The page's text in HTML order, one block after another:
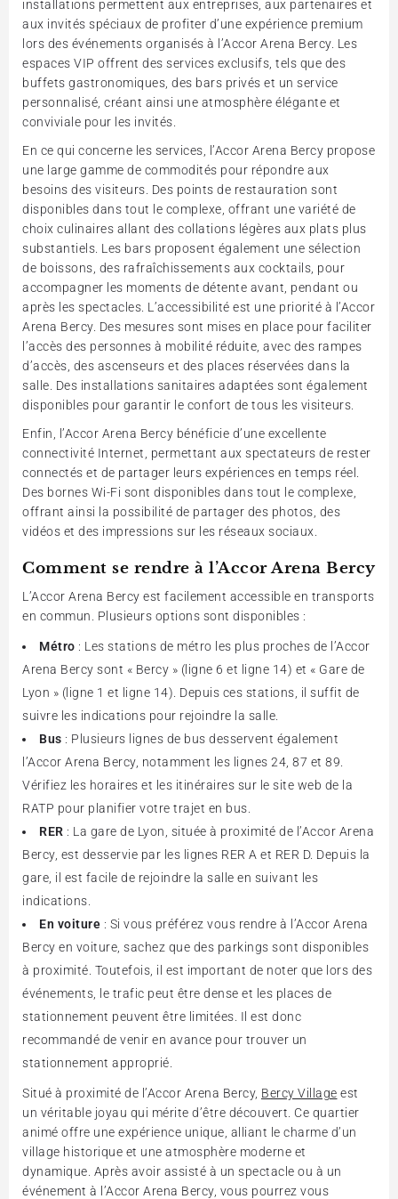
installations permettent aux entreprises, aux partenaires et
aux invités spéciaux de profiter d’une expérience premium
lors des événements organisés à l’Accor Arena Bercy. Les
espaces VIP offrent des services exclusifs, tels que des
buffets gastronomiques, des bars privés et un service
personnalisé, créant ainsi une atmosphère élégante et
conviviale pour les invités.
En ce qui concerne les services, l’Accor Arena Bercy propose
une large gamme de commodités pour répondre aux
besoins des visiteurs. Des points de restauration sont
disponibles dans tout le complexe, offrant une variété de
choix culinaires allant des collations légères aux plats plus
substantiels. Les bars proposent également une sélection
de boissons, des rafraîchissements aux cocktails, pour
accompagner les moments de détente avant, pendant ou
après les spectacles. L’accessibilité est une priorité à l’Accor
Arena Bercy. Des mesures sont mises en place pour faciliter
l’accès des personnes à mobilité réduite, avec des rampes
d’accès, des ascenseurs et des places réservées dans la
salle. Des installations sanitaires adaptées sont également
disponibles pour garantir le confort de tous les visiteurs.
Enfin, l’Accor Arena Bercy bénéficie d’une excellente
connectivité Internet, permettant aux spectateurs de rester
connectés et de partager leurs expériences en temps réel.
Des bornes Wi-Fi sont disponibles dans tout le complexe,
offrant ainsi la possibilité de partager des photos, des
vidéos et des impressions sur les réseaux sociaux.
Comment se rendre à l’Accor Arena Bercy
L’Accor Arena Bercy est facilement accessible en transports
en commun. Plusieurs options sont disponibles :
Métro : Les stations de métro les plus proches de l’Accor
Arena Bercy sont « Bercy » (ligne 6 et ligne 14) et « Gare de
Lyon » (ligne 1 et ligne 14). Depuis ces stations, il suffit de
suivre les indications pour rejoindre la salle.
Bus : Plusieurs lignes de bus desservent également
l’Accor Arena Bercy, notamment les lignes 24, 87 et 89.
Vérifiez les horaires et les itinéraires sur le site web de la
RATP pour planifier votre trajet en bus.
RER : La gare de Lyon, située à proximité de l’Accor Arena
Bercy, est desservie par les lignes RER A et RER D. Depuis la
gare, il est facile de rejoindre la salle en suivant les
indications.
En voiture : Si vous préférez vous rendre à l’Accor Arena
Bercy en voiture, sachez que des parkings sont disponibles
à proximité. Toutefois, il est important de noter que lors des
événements, le trafic peut être dense et les places de
stationnement peuvent être limitées. Il est donc
recommandé de venir en avance pour trouver un
stationnement approprié.
Situé à proximité de l’Accor Arena Bercy, Bercy Village est
un véritable joyau qui mérite d’être découvert. Ce quartier
animé offre une expérience unique, alliant le charme d’un
village historique et une atmosphère moderne et
dynamique. Après avoir assisté à un spectacle ou à un
événement à l’Accor Arena Bercy, vous pourrez vous